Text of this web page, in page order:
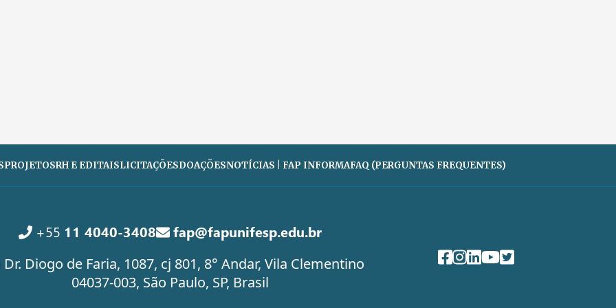
PROJETOSRH E EDITAISLICITAÇÕESDOAÇÕESNOTÍCIAS | FAP INFORMAFAQ (PERGUNTAS FREQUENTES)
+55 11 4040-3408 fap@fapunifesp.edu.br
Dr. Diogo de Faria, 1087, cj 801, 8° Andar, Vila Clementino
04037-003, São Paulo, SP, Brasil